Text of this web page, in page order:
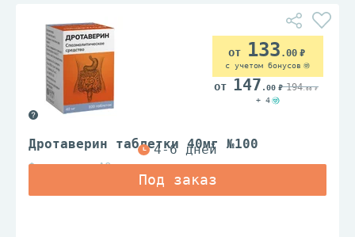
Дротаверин таблетки 40мг №100
Фармпроект АО
133 .00
с учетом бонусов
147 .00 194.00
+ 4